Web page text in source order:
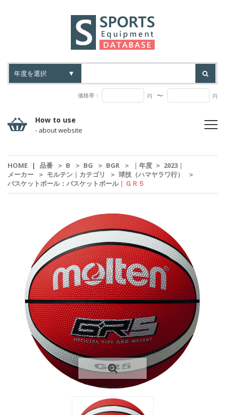
価格帯： 円 〜 円
How to use
- about website
HOME | 品番 ＞ B ＞ BG ＞ BGR ＞ | 年度 ＞ 2023 |
メーカー
＞ モルテン | カテゴリ ＞ 球技（ハマヤラワ行）
＞
バスケットボール：バスケットボール| ＧＲ５